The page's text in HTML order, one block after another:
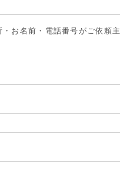
お名前・電話番号がご依頼主